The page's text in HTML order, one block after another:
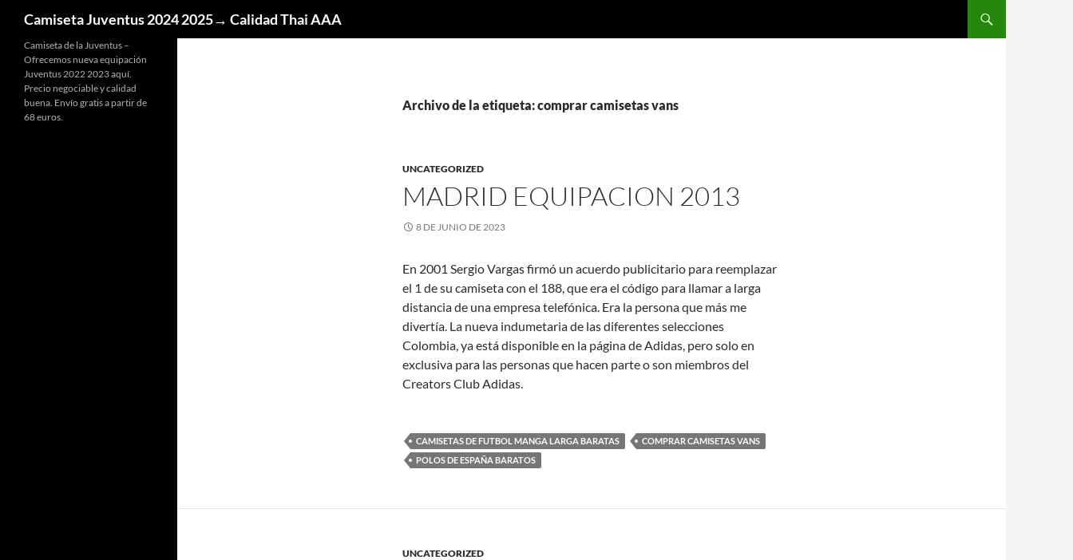
Camiseta Juventus 2024 2025→ Calidad Thai AAA
Archivo de la etiqueta: comprar camisetas vans
UNCATEGORIZED
MADRID EQUIPACION 2013
8 DE JUNIO DE 2023
En 2001 Sergio Vargas firmó un acuerdo publicitario para reemplazar
el 1 de su camiseta con el 188, que era el código para llamar a larga
distancia de una empresa telefónica. Era la persona que más me
divertía. La nueva indumetaria de las diferentes selecciones
Colombia, ya está disponible en la página de Adidas, pero solo en
exclusiva para las personas que hacen parte o son miembros del
Creators Club Adidas.
CAMISETAS DE FUTBOL MANGA LARGA BARATAS
COMPRAR CAMISETAS VANS
POLOS DE ESPAÑA BARATOS
UNCATEGORIZED
Camiseta de la Juventus –
Ofrecemos nueva equipación
Juventus 2022 2023 aquí.
Precio negociable y calidad
buena. Envío gratis a partir de
68 euros.